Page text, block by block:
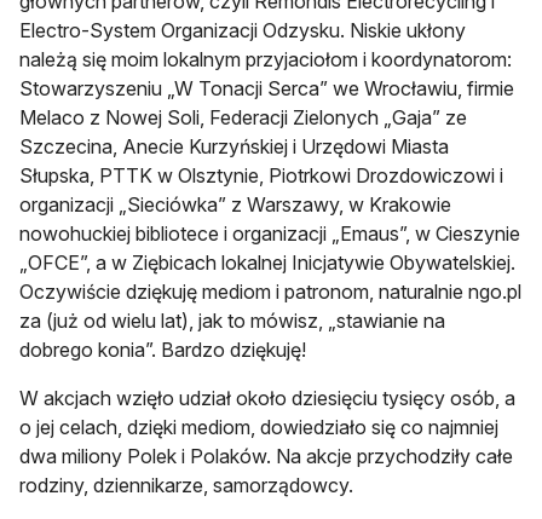
Electro-System Organizacji Odzysku. Niskie ukłony
należą się moim lokalnym przyjaciołom i koordynatorom:
Stowarzyszeniu „W Tonacji Serca” we Wrocławiu, firmie
Melaco z Nowej Soli, Federacji Zielonych „Gaja” ze
Szczecina, Anecie Kurzyńskiej i Urzędowi Miasta
Słupska, PTTK w Olsztynie, Piotrkowi Drozdowiczowi i
organizacji „Sieciówka” z Warszawy, w Krakowie
nowohuckiej bibliotece i organizacji „Emaus”, w Cieszynie
„OFCE”, a w Ziębicach lokalnej Inicjatywie Obywatelskiej.
Oczywiście dziękuję mediom i patronom, naturalnie ngo.pl
za (już od wielu lat), jak to mówisz, „stawianie na
dobrego konia”. Bardzo dziękuję!
W akcjach wzięło udział około dziesięciu tysięcy osób, a
o jej celach, dzięki mediom, dowiedziało się co najmniej
dwa miliony Polek i Polaków. Na akcje przychodziły całe
rodziny, dziennikarze, samorządowcy.